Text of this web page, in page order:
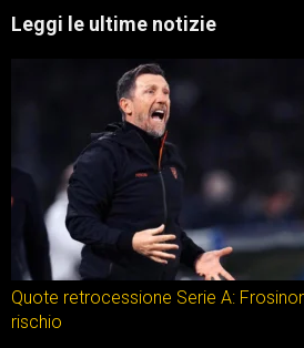
Leggi le ultime notizie
Quote retrocessione Serie A:
rischio